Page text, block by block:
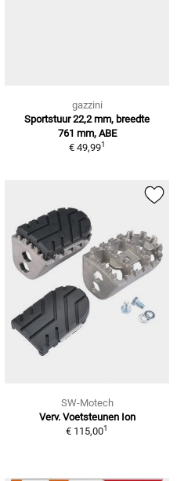
gazzini
Sportstuur 22,2 mm, breedte
761 mm, ABE
€ 49,991
SW-Motech
Verv. Voetsteunen Ion
€ 115,001